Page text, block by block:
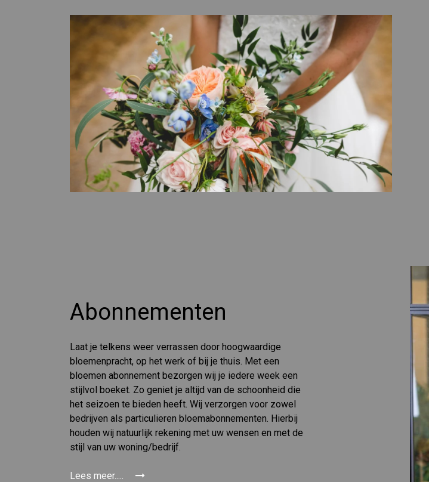
Abonnementen
Laat je telkens weer verrassen door hoogwaardige
bloemenpracht, op het werk of bij je thuis. Met een
bloemen abonnement bezorgen wij je iedere week een
stijlvol boeket. Zo geniet je altijd van de schoonheid die
het seizoen te bieden heeft. Wij verzorgen voor zowel
bedrijven als particulieren bloemabonnementen. Hierbij
houden wij natuurlijk rekening met uw wensen en met de
stijl van uw woning/bedrijf.
Lees meer.....